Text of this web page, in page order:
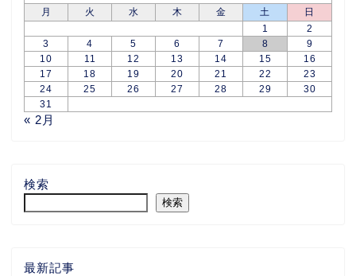
月
火 水 木 金 土
日
1
2
3
4 5 6 7 8
9
10
11 12 13 14 15
16
17
18 19 20 21 22
23
24
25 26 27 28 29
30
31
« 2月
検索
検索
最新記事